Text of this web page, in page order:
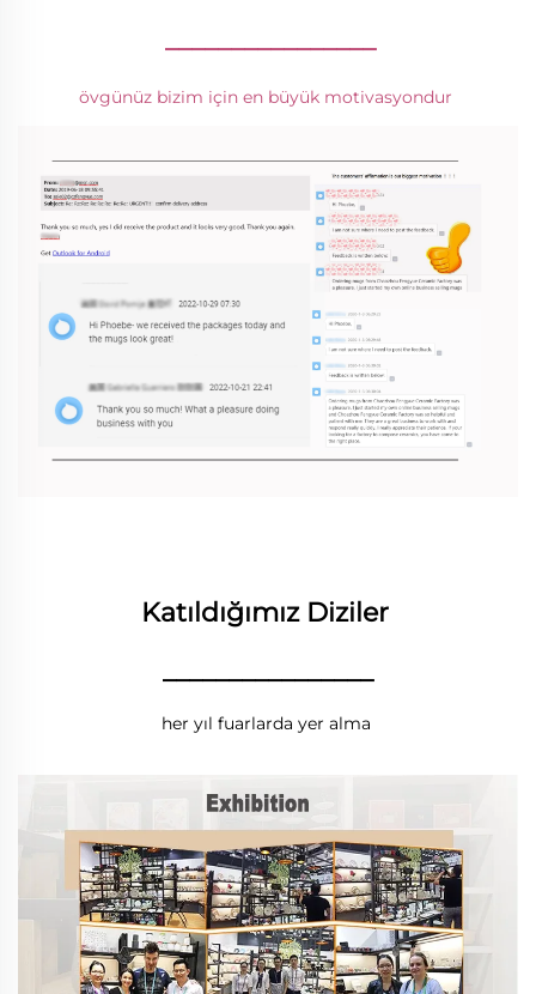
________________
övgünüz bizim için en büyük motivasyondur
Katıldığımız Diziler
________________
her yıl fuarlarda yer alma